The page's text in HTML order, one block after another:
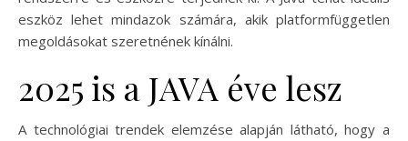
eszköz lehet mindazok számára, akik platformfüggetlen
megoldásokat szeretnének kínálni.
2025 is a JAVA éve lesz
A technológiai trendek elemzése alapján látható, hogy a